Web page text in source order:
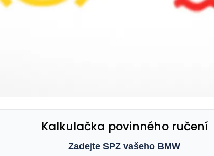
Kalkulačka povinného ručení
Zadejte SPZ vašeho BMW